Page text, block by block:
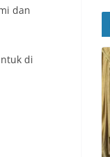
dan
di